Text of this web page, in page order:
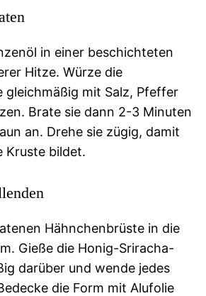
in einer beschichteten
Hitze. Würze die
gleichmäßig mit Salz, Pfeffer
Brate sie dann 2-3 Minuten
an. Drehe sie zügig, damit
Kruste bildet.
Hähnchenbrüste in die
Gieße die Honig-Sriracha-
darüber und wende jedes
die Form mit Alufolie